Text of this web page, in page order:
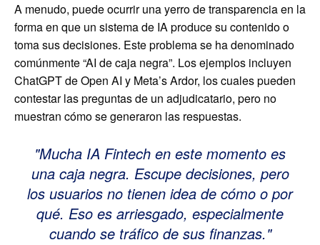
A menudo, puede ocurrir una yerro de transparencia en la
forma en que un sistema de IA produce su contenido o
toma sus decisiones. Este problema se ha denominado
comúnmente “AI de caja negra”. Los ejemplos incluyen
ChatGPT de Open AI y Meta’s Ardor, los cuales pueden
contestar las preguntas de un adjudicatario, pero no
muestran cómo se generaron las respuestas.
Mucha IA Fintech en este momento es
una caja negra. Escupe decisiones, pero
los usuarios no tienen idea de cómo o por
qué. Eso es arriesgado, especialmente
cuando se tráfico de sus finanzas.